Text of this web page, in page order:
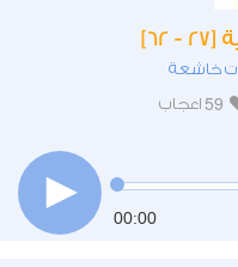
62]
خاشعة
59 اعجاب
00:00